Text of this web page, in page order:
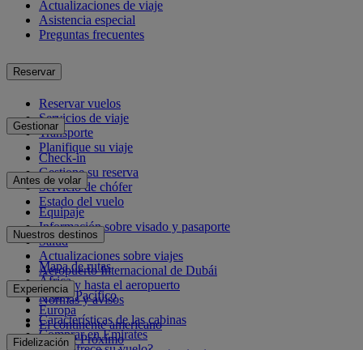
Actualizaciones de viaje
Asistencia especial
Preguntas frecuentes
Reservar
Reservar vuelos
Servicios de viaje
Transporte
Planifique su viaje
Gestionar
Check-in
Gestione su reserva
Servicio de chófer
Estado del vuelo
Antes de volar
Equipaje
Información sobre visado y pasaporte
Salud
Actualizaciones sobre viajes
Aeropuerto Internacional de Dubái
Desde y hasta el aeropuerto
Normas y avisos
Nuestros destinos
Mapa de rutas
África
Asia y Pacífico
Europa
El continente americano
Oriente Próximo
Experiencia
Características de las cabinas
Comprar en Emirates
Fidelización